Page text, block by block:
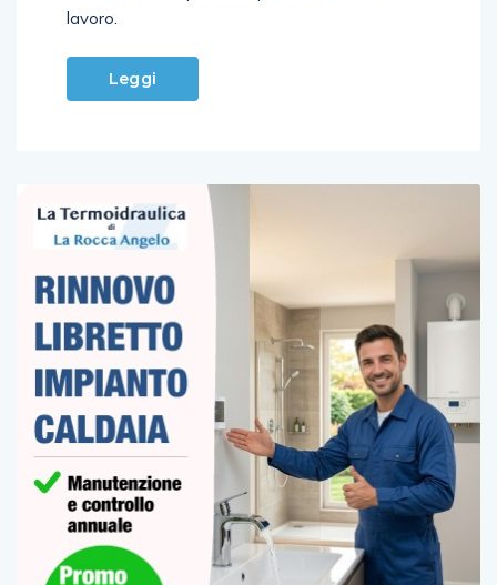
causa di una depresione per mancanza di
Leggi